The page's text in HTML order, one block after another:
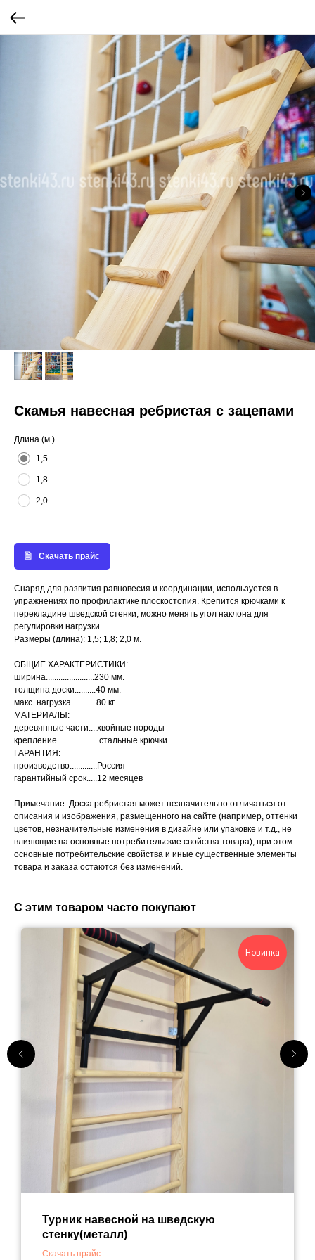
Скамья навесная ребристая с зацепами
Длина (м.)
1,5
1,8
2,0
Скачать прайс
Снаряд для развития равновесия и координации, используется в
упражнениях по профилактике плоскостопия. Крепится крючками к
перекладине шведской стенки, можно менять угол наклона для
регулировки нагрузки.
Размеры (длина): 1,5; 1,8; 2,0 м.
ОБЩИЕ ХАРАКТЕРИСТИКИ:
ширина.......................230 мм.
толщина доски..........40 мм.
макс. нагрузка............80 кг.
МАТЕРИАЛЫ:
деревянные части....хвойные породы
крепление................... стальные крючки
ГАРАНТИЯ:
производство.............Россия
гарантийный срок.....12 месяцев
Примечание: Доска ребристая может незначительно отличаться от
описания и изображения, размещенного на сайте (например, оттенки
цветов, незначительные изменения в дизайне или упаковке и т.д., не
влияющие на основные потребительские свойства товара), при этом
основные потребительские свойства и иные существенные элементы
товара и заказа остаются без изменений.
С этим товаром часто покупают
Новинка
Турник навесной на шведскую
стенку(металл)
Скачать прайс